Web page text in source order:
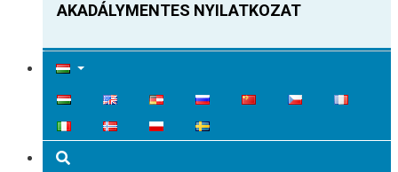
AKADÁLYMENTES NYILATKOZAT